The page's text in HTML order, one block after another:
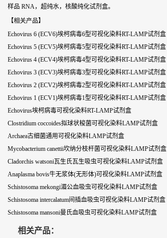
样品 RNA，超纯水，核酸纯化试剂盒。
【相关产品】
Echovirus 6 (ECV6)埃柯病毒6型可视化染料RT-LAMP试剂盒
Echovirus 5 (ECV5)埃柯病毒5型可视化染料RT-LAMP试剂盒
Echovirus 4 (ECV4)埃柯病毒4型可视化染料RT-LAMP试剂盒
Echovirus 3 (ECV3)埃柯病毒3型可视化染料RT-LAMP试剂盒
Echovirus 2 (ECV2)埃柯病毒2型可视化染料RT-LAMP试剂盒
Echovirus 1 (ECV1)埃柯病毒1型可视化染料RT-LAMP试剂盒
Echovirus埃柯病毒可视化染料RT-LAMP试剂盒
Clostridium coccoides拟球状梭菌可视化染料LAMP试剂盒
Archaea古细菌通用可视化染料LAMP试剂盒
Mycobacterium canettii坎纳分枝杆菌可视化染料LAMP试剂盒
Cladorchis watsoni瓦生氏瓦生吸虫可视化染料LAMP试剂盒
Anaplasma bovis牛无浆体(无形体)可视化染料LAMP试剂盒
Schistosoma mekongi湄公血吸虫可视化染料LAMP试剂盒
Schistosoma intercalatum间插血吸虫可视化染料LAMP试剂盒
Schistosoma mansoni曼氏血吸虫可视化染料LAMP试剂盒
相关产品：